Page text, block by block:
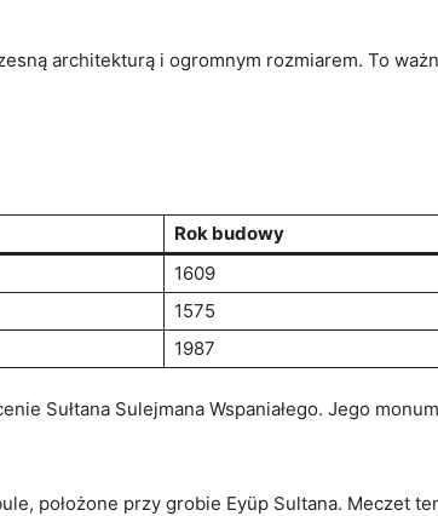
architekturą i ogromnym ⁢rozmiarem. To
Rok budowy
1609
1575
1987
Sułtana Sulejmana Wspaniałego. Jego
położone przy grobie Eyüp Sultana. Meczet